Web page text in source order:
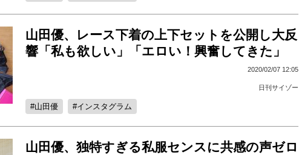
山田優、レース下着の上下セットを公開し大反
響「私も欲しい」「エロい！興奮してきた」
2020/02/07 12:05
日刊サイゾー
山田優 インスタグラム
山田優、独特すぎる私服センスに共感の声ゼロ